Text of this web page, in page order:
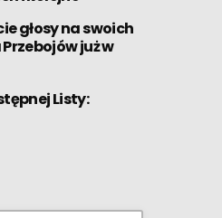
głosy na swoich
już w
Listy: